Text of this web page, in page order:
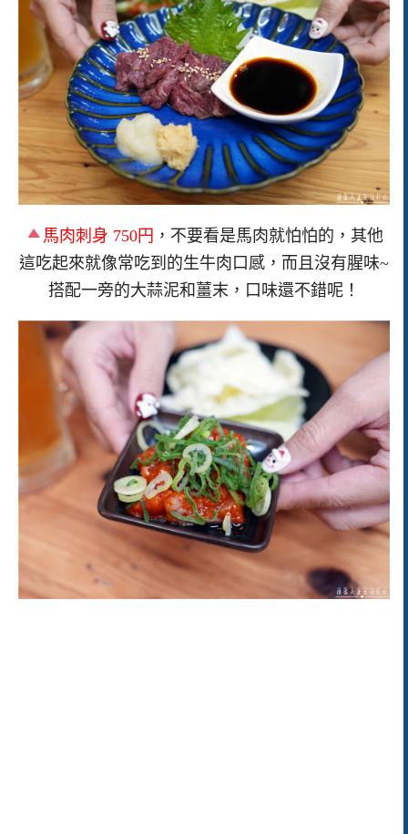
馬肉刺身 750円 ，不要看是馬肉就怕怕的，其他
這吃起來就像常吃到的生牛肉口感，而且沒有腥味~
搭配一旁的大蒜泥和薑末，口味還不錯呢！